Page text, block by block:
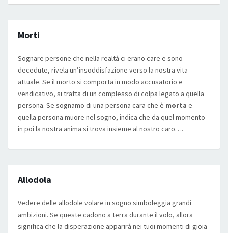
Morti
Sognare persone che nella realtà ci erano care e sono
decedute, rivela un’insoddisfazione verso la nostra vita
attuale. Se il morto si comporta in modo accusatorio e
vendicativo, si tratta di un complesso di colpa legato a quella
persona. Se sognamo di una persona cara che è morta e
quella persona muore nel sogno, indica che da quel momento
in poi la nostra anima si trova insieme al nostro caro….
Allodola
Vedere delle allodole volare in sogno simboleggia grandi
ambizioni. Se queste cadono a terra durante il volo, allora
significa che la disperazione apparirà nei tuoi momenti di gioia